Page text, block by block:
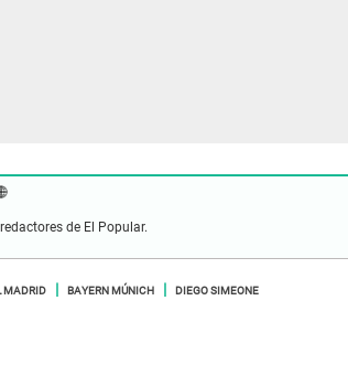
de El Popular.
MADRID BAYERN MÚNICH DIEGO SIMEONE